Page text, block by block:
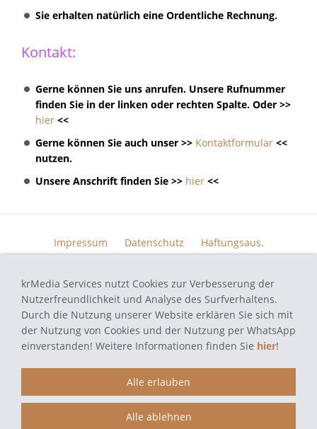
Sie erhalten natürlich eine Ordentliche Rechnung.
Kontakt:
Gerne können Sie uns anrufen. Unsere Rufnummer
finden Sie in der linken oder rechten Spalte. Oder >>
hier <<
Gerne können Sie auch unser >> Kontaktformular <<
nutzen.
Unsere Anschrift finden Sie >> hier <<
Impressum Datenschutz
Haftungsaus.
Funktionsgarantie
autoradio-navi-doktor.de - Navi Reparatur Service - Alle verwendeten
Marken der jeweiligen Eigentümer und dienen hier nur der
Beschreibung.
krMedia Services nutzt Cookies zur Verbesserung der
Nutzerfreundlichkeit und Analyse des Surfverhaltens.
Durch die Nutzung unserer Website erklären Sie sich mit
der Nutzung von Cookies und der Nutzung per WhatsApp
einverstanden! Weitere Informationen finden Sie hier!
Alle erlauben
Alle ablehnen